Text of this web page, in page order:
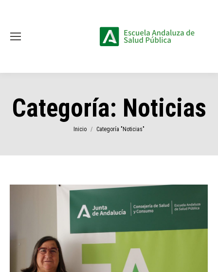
Categoría: Noticias
Estás aquí:
Inicio Categoría "Noticias"